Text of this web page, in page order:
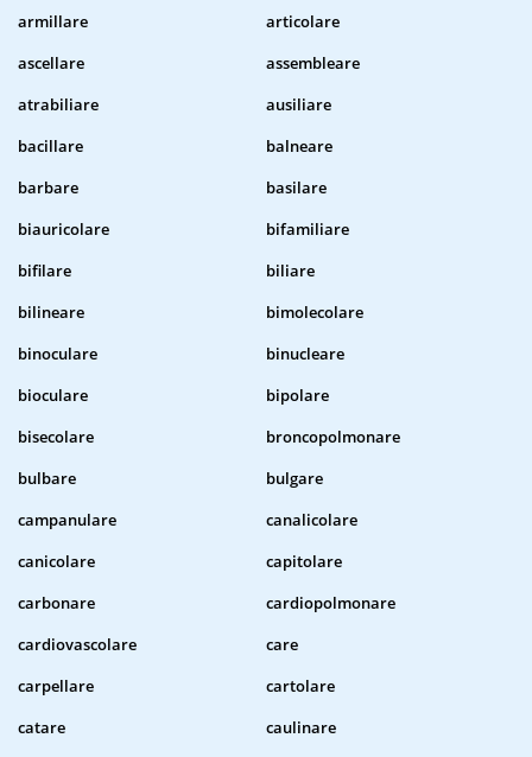
armillare
articolare
ascellare
assembleare
atrabiliare
ausiliare
bacillare
balneare
barbare
basilare
biauricolare
bifamiliare
bifilare
biliare
bilineare
bimolecolare
binoculare
binucleare
bioculare
bipolare
bisecolare
broncopolmonare
bulbare
bulgare
campanulare
canalicolare
canicolare
capitolare
carbonare
cardiopolmonare
cardiovascolare
care
carpellare
cartolare
catare
caulinare